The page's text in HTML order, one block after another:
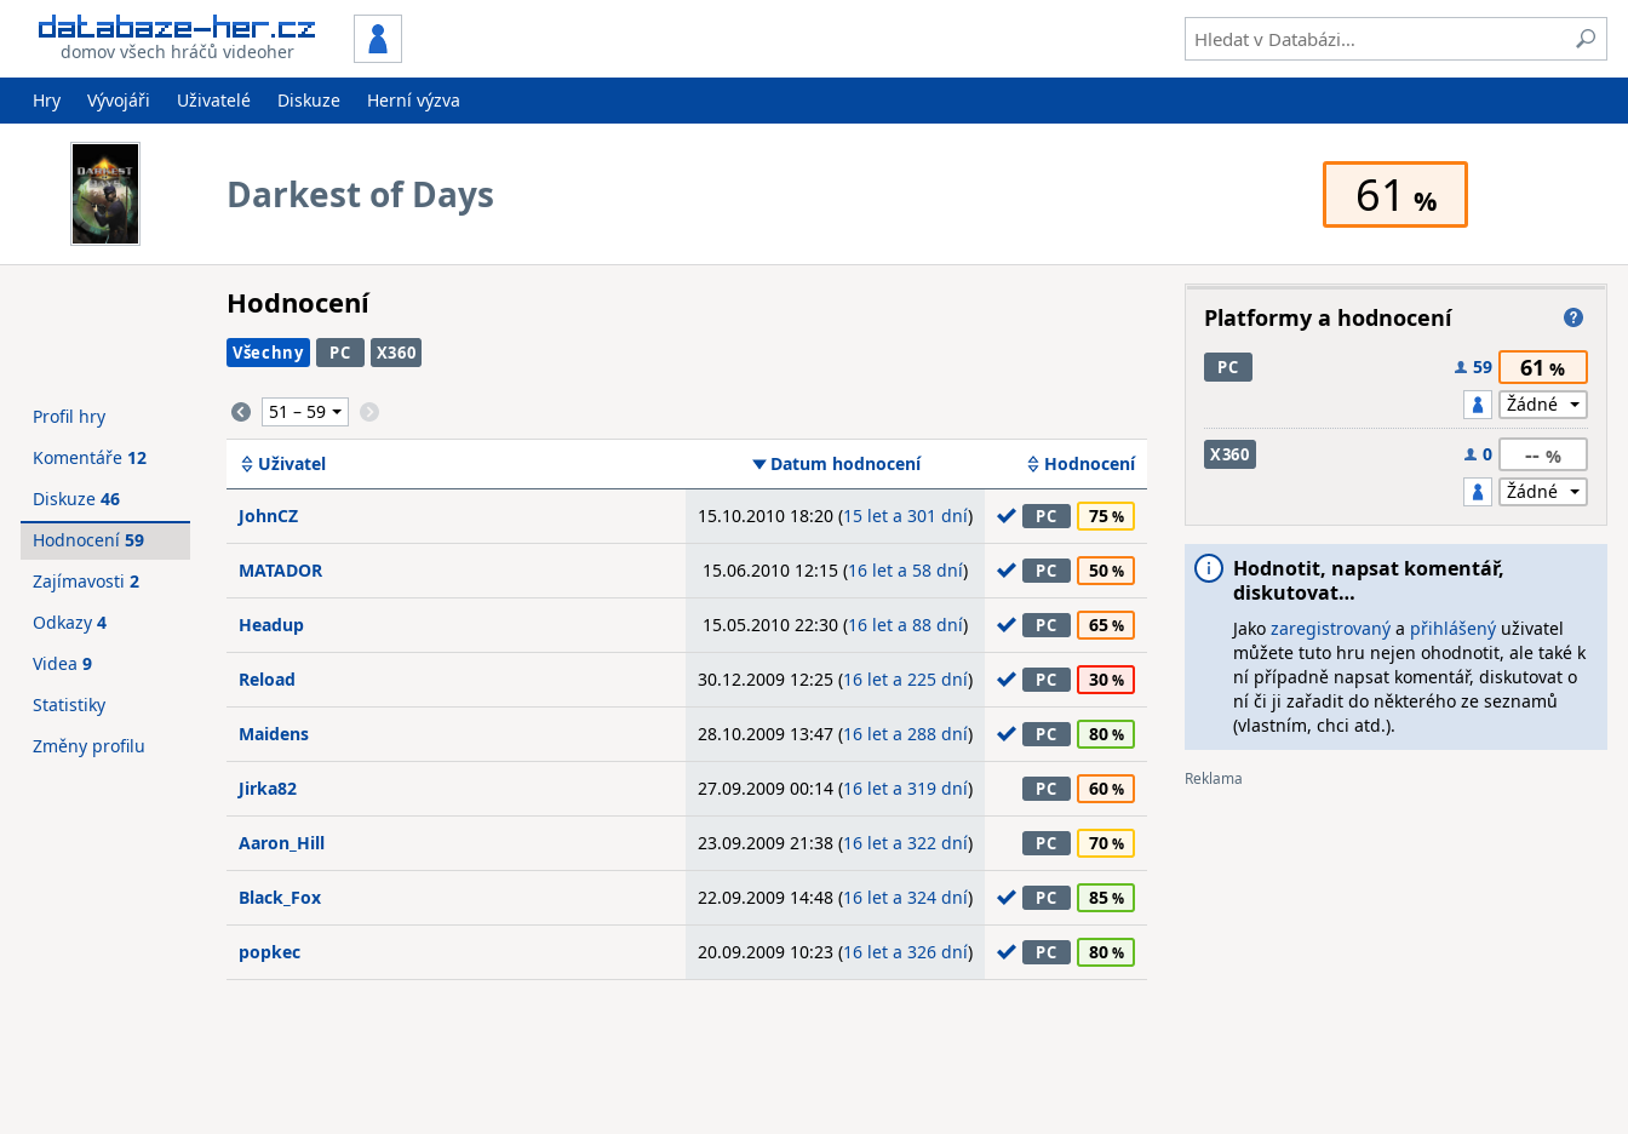
domov všech hráčů videoher
Hry Vývojáři Uživatelé Diskuze Herní výzva
Darkest of Days 61
Hodnocení
Všechny PC X360
Uživatel Datum hodnocení Hodnocení
JohnCZ 15.10.2010 18:20 (15 let a 301 dní) PC 75
MATADOR 15.06.2010 12:15 (16 let a 58 dní) PC 50
Headup 15.05.2010 22:30 (16 let a 88 dní) PC 65
Reload 30.12.2009 12:25 (16 let a 225 dní) PC 30
Maidens 28.10.2009 13:47 (16 let a 288 dní) PC 80
Jirka82 27.09.2009 00:14 (16 let a 319 dní) PC 60
Aaron_Hill 23.09.2009 21:38 (16 let a 322 dní) PC 70
Black_Fox 22.09.2009 14:48 (16 let a 324 dní) PC 85
popkec 20.09.2009 10:23 (16 let a 326 dní) PC 80
Profil hry
Komentáře 12
Diskuze 46
Hodnocení 59
Zajímavosti 2
Odkazy 4
Videa 9
Statistiky
Změny profilu
Platformy a hodnocení
PC 59 61
X360 0 --
Hodnotit, napsat komentář,
diskutovat…
Jako zaregistrovanýa přihlášenýuživatel
můžete tuto hru nejen ohodnotit, ale také k
ní případně napsat komentář, diskutovat o
ní či ji zařadit do některého ze seznamů
(vlastním, chci atd.).